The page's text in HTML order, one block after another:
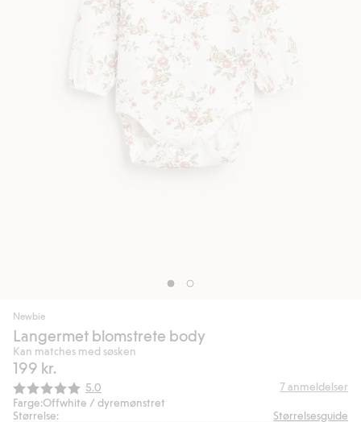
Newbie
Langermet blomstrete body
Kan matches med søsken
199 kr.
Gjennomsnittskarakter:
5.0 7anmeldelser
Farge:Offwhite / dyremønstret
Størrelse:
Størrelsesguide